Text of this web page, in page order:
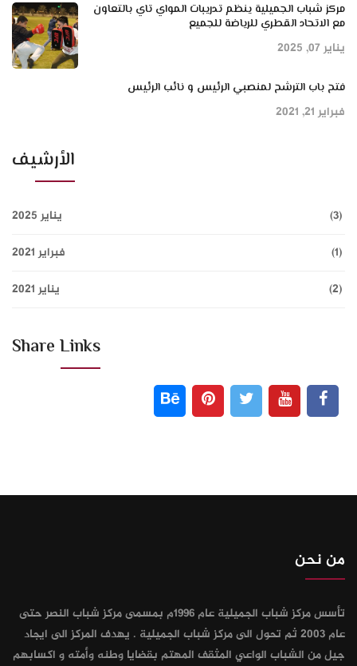
مركز شباب الجميلية ينظم تدريبات المواي تاي بالتعاون
مع الاتحاد القطري للرياضة للجميع
يناير 07, 2025
فتح باب الترشح لمنصبي الرئيس و نائب الرئيس
فبراير 21, 2021
الأرشيف
يناير 2025
(3)
فبراير 2021
(1)
يناير 2021
(2)
Share Links
من نحن
تأسس مركز شباب الجميلية عام 1996م بمسمى مركز شباب النصر حتى
عام 2003 ثم تحول الى مركز شباب الجميلية . يهدف المركز الى ايجاد
جيل من الشباب الواعي المثقف المهتم بقضايا وطنه وأمته و اكسابهم